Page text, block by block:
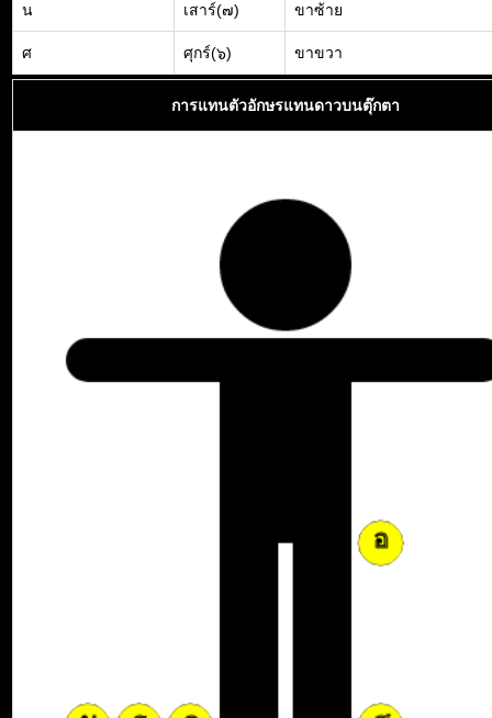
น เสาร์(๗) ขาซ้าย
ศ ศุกร์(๖) ขาขวา
การแทนตัวอักษรแทนดาวบนตุ๊กตา